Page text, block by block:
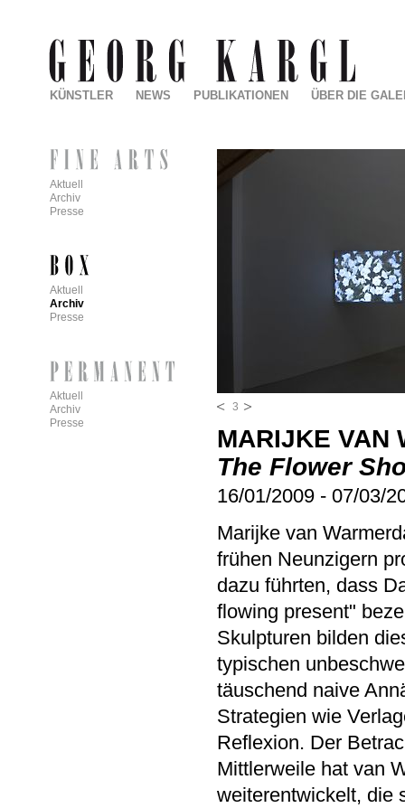
3
MARIJKE VAN
The Flower
16/01/2009 - 07/03/
Marijke van
frühen Neunzigern
dazu führten, dass
flowing present"
Skulpturen bilden
typischen
täuschend naive
Strategien wie
Reflexion. Der
Mittlerweile hat van
weiterentwickelt, die
KÜNSTLER NEWS PUBLIKATIONEN ÜBER DIE
Aktuell
Archiv
Presse
Aktuell
Archiv
Presse
Aktuell
Archiv
Presse